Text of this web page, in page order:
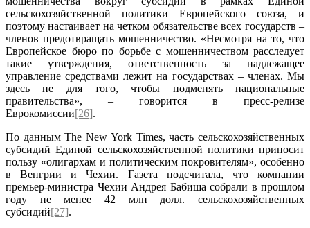
сельскохозяйственной политики Европейского союза, и
поэтому настаивает на четком обязательстве всех государств –
членов предотвращать мошенничество. «Несмотря на то, что
Европейское бюро по борьбе с мошенничеством расследует
такие утверждения, ответственность за надлежащее
управление средствами лежит на государствах – членах. Мы
здесь не для того, чтобы подменять национальные
правительства», – говорится в пресс-релизе
Еврокомиссии[26].
По данным The New York Times, часть сельскохозяйственных
субсидий Единой сельскохозяйственной политики приносит
пользу «олигархам и политическим покровителям», особенно
в Венгрии и Чехии. Газета подсчитала, что компании
премьер-министра Чехии Андрея Бабиша собрали в прошлом
году не менее 42 млн долл. сельскохозяйственных
субсидий[27].